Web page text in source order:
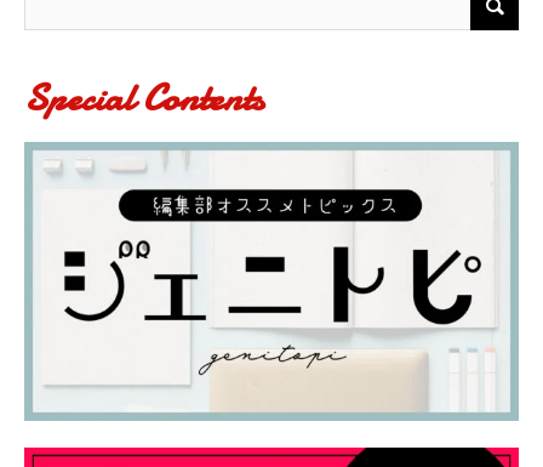
Special Contents